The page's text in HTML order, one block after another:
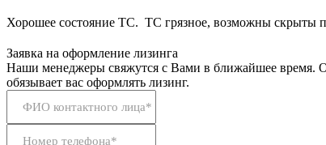
Хорошее состояние ТС. ТС грязное, возможны скрыты
Заявка на оформление лизинга
Наши менеджеры свяжутся с Вами в ближайшее время.
обязывает вас оформлять лизинг.
ФИО контактного лица*
Номер телефона*